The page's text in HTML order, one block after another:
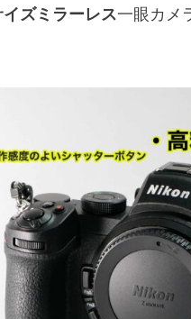
イズミラーレス一眼カメ